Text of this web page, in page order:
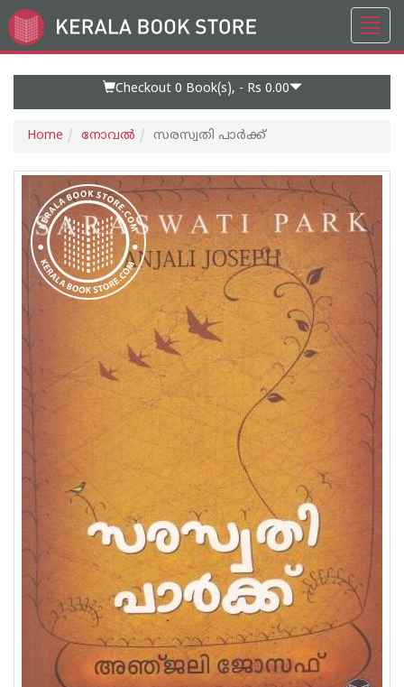
Go
to
Checkout 0 Book(s), - Rs 0.00
Home നോവല്‍ സരസ്വതി പാര്‍ക്ക്